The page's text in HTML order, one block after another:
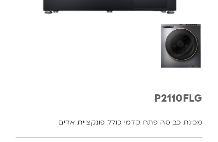
P2110FLG
מכונת כביסה פתח קדמי כולל פונקציית אדים